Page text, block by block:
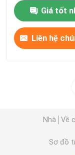
Giá tốt
Liên hệ
Nhà Về
Sơ đồ